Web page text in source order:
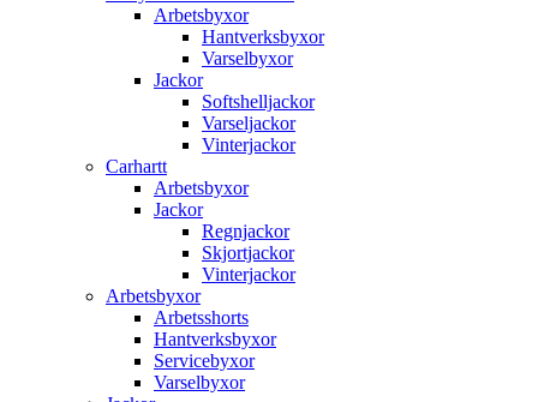
Arbetsbyxor
Hantverksbyxor
Varselbyxor
Jackor
Softshelljackor
Varseljackor
Vinterjackor
Carhartt
Arbetsbyxor
Jackor
Regnjackor
Skjortjackor
Vinterjackor
Arbetsbyxor
Arbetsshorts
Hantverksbyxor
Servicebyxor
Varselbyxor